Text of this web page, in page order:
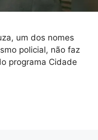
um dos nomes
policial, não faz
programa Cidade